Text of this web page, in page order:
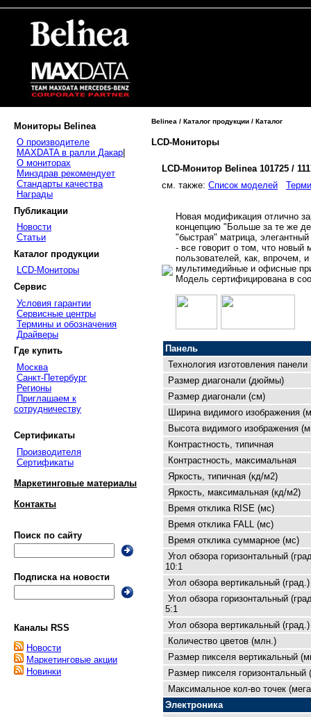
Мониторы Belinea
О производителе
MAXDATA в ралли Дакар
О мониторах
Минздрав рекомендует
Стандарты качества
Награды
Публикации
Новости
Статьи
Каталог продукции
LCD-Мониторы
Сервис
Условия гарантии
Сервисные центры
Термины и обозначения
Драйверы
Где купить
Москва
Санкт-Петербург
Регионы
Приглашаем к
сотрудничеству
Сертификаты
Производителя
Сертификаты
Маркетинговые материалы
Контакты
Поиск по сайту
Подписка на новости
Каналы RSS
Новости
Маркетинговые акции
Новинки
Belinea / Каталог продукции / Каталог
LCD-Мониторы
LCD-Монитор Belinea 101725 /
cм. также: Список моделей
Новая модификация отлично
концепцию "Больше за те же
"быстрая" матрица,
- все говорит о том, что новый
пользователей, как, впрочем,
мультимедийные и офисные
Модель сертифицирована в
Панель
Технология изготовления панели
Размер диагонали (дюймы)
Размер диагонали (см)
Ширина видимого изображения
Высота видимого изображения
Контрастность, типичная
Контрастность, максимальная
Яркость, типичная (кд/м2)
Яркость, максимальная (кд/м2)
Время отклика RISE (мс)
Время отклика FALL (мс)
Время отклика суммарное (мс)
Угол обзора горизонтальный
10:1
Угол обзора вертикальный
Угол обзора горизонтальный
5:1
Угол обзора вертикальный
Количество цветов (млн.)
Размер пикселя вертикальный
Размер пикселя горизонтальный
Максимальное кол-во точек
Электроника